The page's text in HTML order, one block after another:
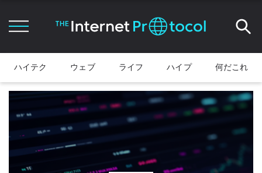
ハイテク ウェブ ライフ ハイプ 何だこれ